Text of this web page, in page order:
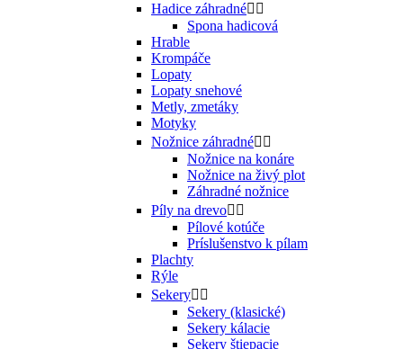
Hadice záhradné 
Spona hadicová
Hrable
Krompáče
Lopaty
Lopaty snehové
Metly, zmetáky
Motyky
Nožnice záhradné 
Nožnice na konáre
Nožnice na živý plot
Záhradné nožnice
Píly na drevo 
Pílové kotúče
Príslušenstvo k pílam
Plachty
Rýle
Sekery 
Sekery (klasické)
Sekery kálacie
Sekery štiepacie